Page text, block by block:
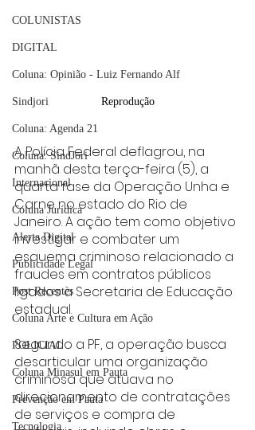
COLUNISTAS
DIGITAL
Coluna: Opinião - Luiz Fernando Alf
Sindjori
Coluna: Agenda 21
Coluna: SindJori
Internacional
Coluna Jurídica
Alerta Digital
Publicidade Legal
Post Recentes
Coluna Arte e Cultura em Ação
POLICIAL
Coluna Minasul em Pauta
Prevenção em Pauta
Tecnologia
Reprodução
A Polícia Federal deflagrou, na
manhã desta terça-feira (5), a
quarta fase da Operação Unha e
Carne no estado do Rio de
Janeiro. A ação tem como objetivo
investigar e combater um
esquema criminoso relacionado a
fraudes em contratos públicos
ligados à Secretaria de Educação
estadual.
Segundo a PF, a operação busca
desarticular uma organização
criminosa que atuava no
direcionamento de contratações
de serviços e compra de